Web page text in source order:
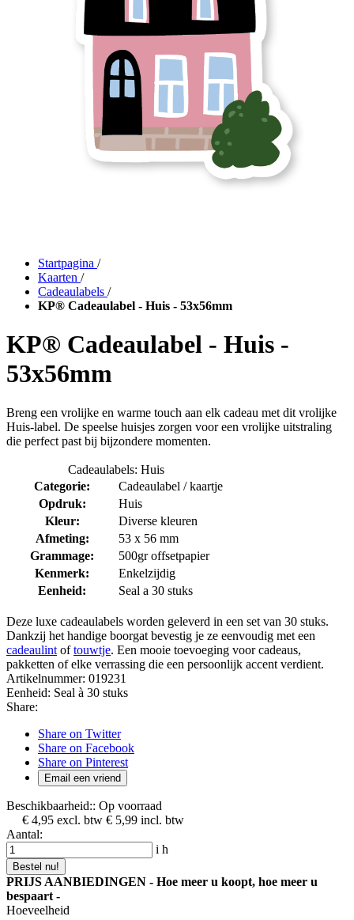
Startpagina /
Kaarten /
Cadeaulabels /
KP® Cadeaulabel - Huis - 53x56mm
KP® Cadeaulabel - Huis -
53x56mm
Breng een vrolijke en warme touch aan elk cadeau met dit vrolijke
Huis-label. De speelse huisjes zorgen voor een vrolijke uitstraling
die perfect past bij bijzondere momenten.
Cadeaulabels: Huis
Categorie:
Cadeaulabel / kaartje
Opdruk:
Huis
Kleur:
Diverse kleuren
Afmeting:
53 x 56 mm
Grammage:
500gr offsetpapier
Kenmerk:
Enkelzijdig
Eenheid:
Seal a 30 stuks
Deze luxe cadeaulabels worden geleverd in een set van 30 stuks.
Dankzij het handige boorgat bevestig je ze eenvoudig met een
cadeaulint oftouwtje. Een mooie toevoeging voor cadeaus,
pakketten of elke verrassing die een persoonlijk accent verdient.
Artikelnummer: 019231
Eenheid: Seal à 30 stuks
Share:
Share on Twitter
Share on Facebook
Share on Pinterest
Email een vriend
Beschikbaarheid:: Op voorraad
€ 4,95 excl. btw € 5,99 incl. btw
Aantal:
i h
Bestel nu!
PRIJS AANBIEDINGEN - Hoe meer u koopt, hoe meer u
bespaart -
Hoeveelheid